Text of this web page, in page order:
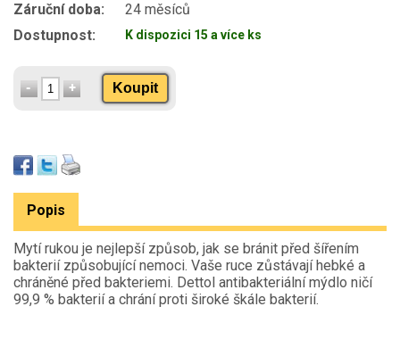
Záruční doba:
24 měsíců
Dostupnost:
K dispozici 15 a více ks
Koupit
Popis
Mytí rukou je nejlepší způsob, jak se bránit před šířením
bakterií způsobující nemoci. Vaše ruce zůstávají hebké a
chráněné před bakteriemi. Dettol antibakteriální mýdlo ničí
99,9 % bakterií a chrání proti široké škále bakterií.